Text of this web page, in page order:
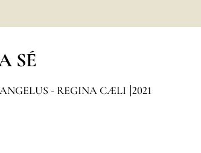
SÉ
ANGELUS - REGINA CÆLI 2021